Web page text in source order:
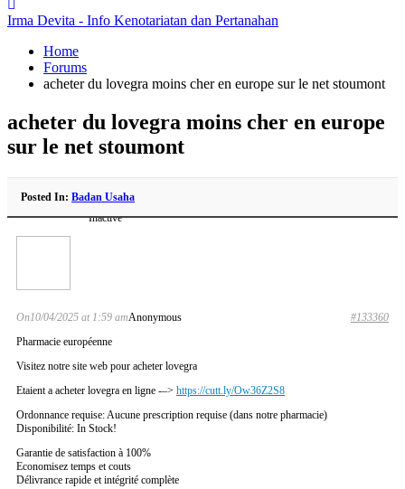
Irma Devita - Info Kenotariatan dan Pertanahan
Home
Forums
acheter du lovegra moins cher en europe sur le net stoumont
acheter du lovegra moins cher en europe
sur le net stoumont
Posted In: Badan Usaha
Inactive
Anonymous
On10/04/2025 at 1:59 am
#133360
Pharmacie européenne
Visitez notre site web pour acheter lovegra
Etaient a acheter lovegra en ligne -–> https://cutt.ly/Ow36Z2S8
Ordonnance requise: Aucune prescription requise (dans notre pharmacie)
Disponibilité: In Stock!
Garantie de satisfaction à 100%
Economisez temps et couts
Délivrance rapide et intégrité complète